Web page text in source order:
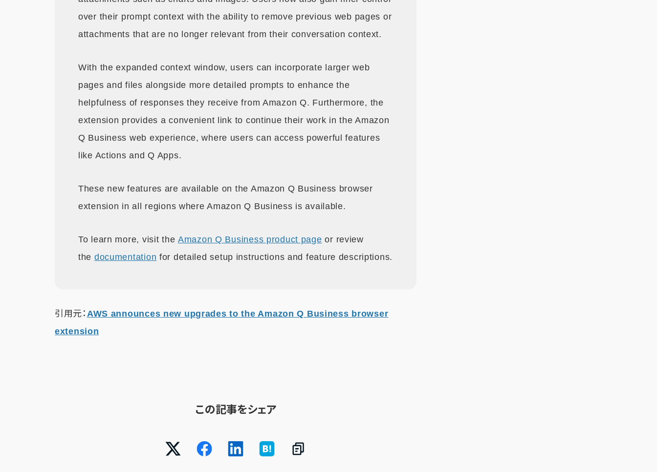
over their prompt context with the ability to remove previous web pages or
attachments that are no longer relevant from their conversation context.
With the expanded context window, users can incorporate larger web
pages and files alongside more detailed prompts to enhance the
helpfulness of responses they receive from Amazon Q. Furthermore, the
extension provides a convenient link to continue their work in the Amazon
Q Business web experience, where users can access powerful features
like Actions and Q Apps.
These new features are available on the Amazon Q Business browser
extension in all regions where Amazon Q Business is available.
To learn more, visit theAmazon Q Business product page or review
the documentation for detailed setup instructions and feature descriptions.
引用元： AWS announces new upgrades to the Amazon Q Business browser
extension
この記事をシェア